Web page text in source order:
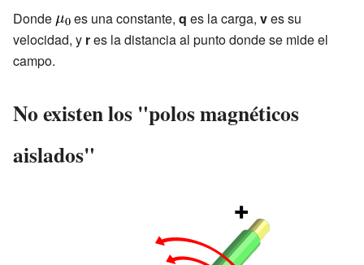
Donde es una constante, q es la carga, ves su
velocidad, y res la distancia al punto donde se mide el
campo.
No existen los "polos magnéticos
aislados"